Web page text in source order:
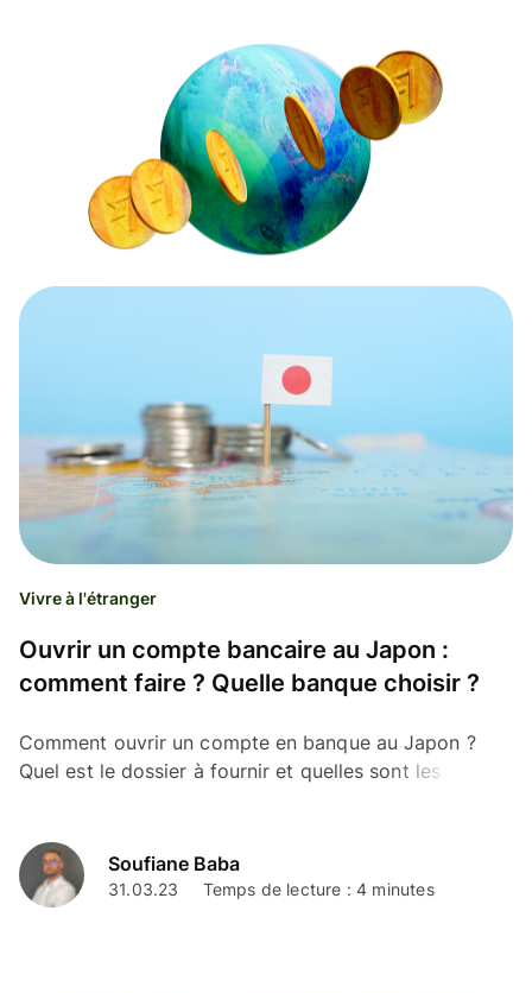
Vivre à l'étranger
Ouvrir un compte bancaire au Japon :
comment faire ? Quelle banque choisir ?
Comment ouvrir un compte en banque au Japon ?
Quel est le dossier à fournir et quelles sont les
Soufiane Baba
31.03.23 Temps de lecture : 4 minutes